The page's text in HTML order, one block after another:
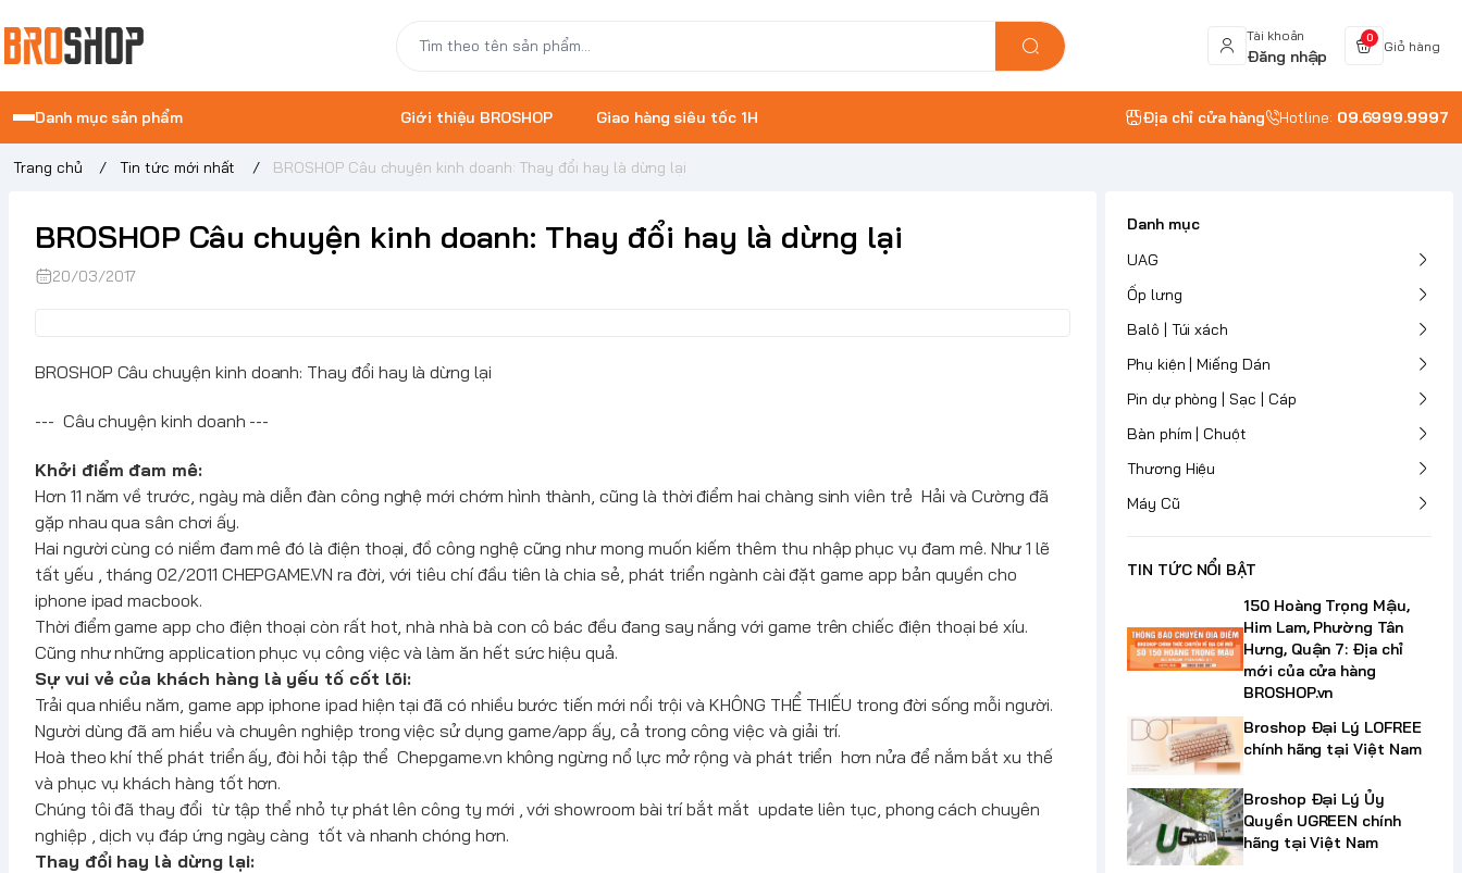
Tài khoản
Đăng nhập
0
Giỏ hàng
Danh mục sản phẩm Giới thiệu BROSHOP Giao hàng siêu tốc 1H Địa chỉ cửa hàng Hotline: 09.6999.9997
Trang chủ / Tin tức mới nhất / BROSHOP Câu chuyện kinh doanh: Thay đổi hay là dừng lại
BROSHOP Câu chuyện kinh doanh: Thay đổi hay là dừng lại
20/03/2017
BROSHOP Câu chuyện kinh doanh: Thay đổi hay là dừng lại
--- Câu chuyện kinh doanh ---
Khởi điểm đam mê:
Hơn 11 năm về trước, ngày mà diễn đàn công nghệ mới chớm hình thành, cũng là thời điểm hai chàng sinh viên trẻ Hải và Cường đã
gặp nhau qua sân chơi ấy.
Hai người cùng có niềm đam mê đó là điện thoại, đồ công nghệ cũng như mong muốn kiếm thêm thu nhập phục vụ đam mê. Như 1 lẽ
tất yếu , tháng 02/2011 CHEPGAME.VN ra đời, với tiêu chí đầu tiên là chia sẻ, phát triển ngành cài đặt game app bản quyền cho
iphone ipad macbook.
Thời điểm game app cho điện thoại còn rất hot, nhà nhà bà con cô bác đều đang say nắng với game trên chiếc điện thoại bé xíu.
Cũng như những application phục vụ công việc và làm ăn hết sức hiệu quả.
Sự vui vẻ của khách hàng là yếu tố cốt lõi:
Trải qua nhiều năm, game app iphone ipad hiện tại đã có nhiều bước tiến mới nổi trội và KHÔNG THỂ THIẾU trong đời sống mỗi người.
Người dùng đã am hiểu và chuyên nghiệp trong việc sử dụng game/app ấy, cả trong công việc và giải trí.
Hoà theo khí thế phát triển ấy, đòi hỏi tập thể Chepgame.vn không ngừng nổ lực mở rộng và phát triển hơn nửa để nắm bắt xu thế
và phục vụ khách hàng tốt hơn.
Chúng tôi đã thay đổi từ tập thể nhỏ tự phát lên công ty mới , với showroom bài trí bắt mắt update liên tục, phong cách chuyên
nghiệp , dịch vụ đáp ứng ngày càng tốt và nhanh chóng hơn.
Thay đổi hay là dừng lại:
Danh mục
UAG
Ốp lưng
Balô | Túi xách
Phụ kiện | Miếng Dán
Pin dự phòng | Sạc | Cáp
Bàn phím | Chuột
Thương Hiệu
Máy Cũ
TIN TỨC NỔI BẬT
150 Hoàng Trọng Mậu,
Him Lam, Phường Tân
Hưng, Quận 7: Địa chỉ
mới của cửa hàng
BROSHOP.vn
Broshop Đại Lý LOFREE
chính hãng tại Việt Nam
Broshop Đại Lý Ủy
Quyền UGREEN chính
hãng tại Việt Nam